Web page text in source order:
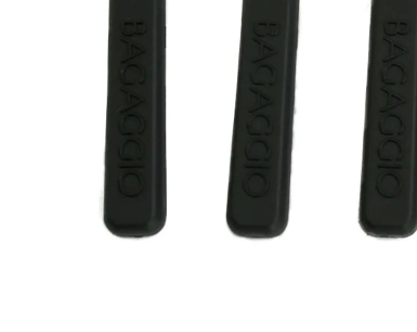
Finalidade
Para Levar à Bordo
Para Despachar
Mochilas
Categorias
Mochilas Masculinas
Mochilas Femininas
Mochilas Escolares
Mochilas Juvenis
Modelos